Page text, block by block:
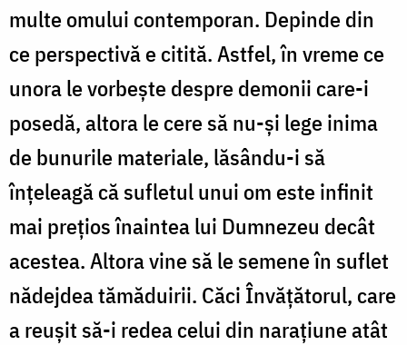
multe omului contemporan. Depinde din
ce perspectivă e citită. Astfel, în vreme ce
unora le vorbește despre demonii care-i
posedă, altora le cere să nu-și lege inima
de bunurile materiale, lăsându-i să
înțeleagă că sufletul unui om este infinit
mai prețios înaintea lui Dumnezeu decât
acestea. Altora vine să le semene în suflet
nădejdea tămăduirii. Căci Învățătorul, care
a reușit să-i redea celui din narațiune atât